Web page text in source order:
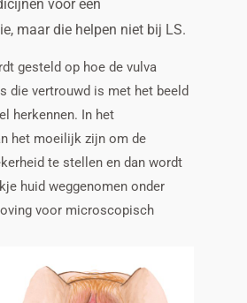
voor een
maar die helpen niet bij LS.
gesteld op hoe de vulva
die vertrouwd is met het beeld
herkennen. In het
het moeilijk zijn om de
te stellen en dan wordt
huid weggenomen onder
voor microscopisch